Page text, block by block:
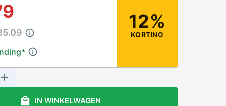
*
12%
KORTING
IN WINKELWAGEN